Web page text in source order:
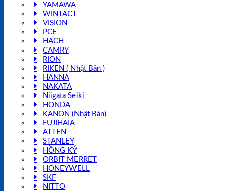
YAMAWA
WINTACT
VISION
PCE
HACH
CAMRY
RION
RIKEN ( Nhật Bản )
HANNA
NAKATA
Niigata Seiki
HONDA
KANON (Nhật Bản)
FUJIHAIA
ATTEN
STANLEY
HỒNG KÝ
ORBIT MERRET
HONEYWELL
SKF
NITTO